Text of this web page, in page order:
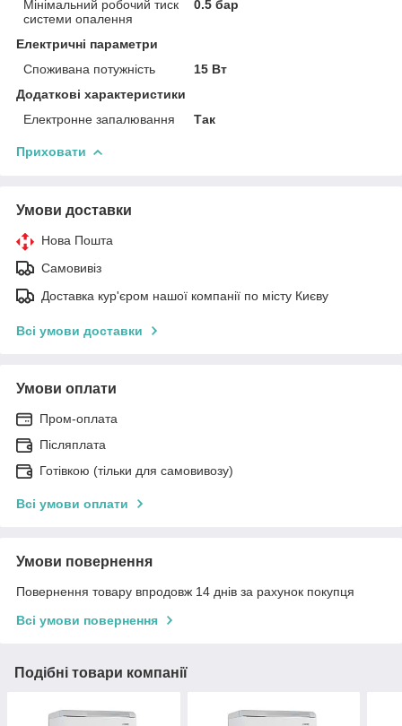
Мінімальний робочий тиск
системи опалення
0.5 бар
Електричні параметри
Споживана потужність
15 Вт
Додаткові характеристики
Електронне запалювання
Так
Приховати
Умови доставки
Нова Пошта
Самовивіз
Доставка кур'єром нашої компанії по місту Києву
Всі умови доставки
Умови оплати
Пром-оплата
Післяплата
Готівкою (тільки для самовивозу)
Всі умови оплати
Умови повернення
Повернення товару впродовж 14 днів за рахунок покупця
Всі умови повернення
Подібні товари компанії